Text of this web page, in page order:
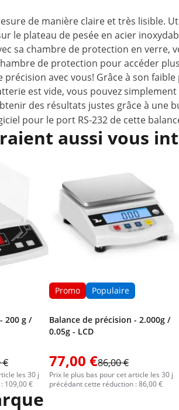
Connectez la balance à votre
de manière claire et très lisible.
le plateau de pesée en acier
sa chambre de protection en
de protection pour accéder
précision avec vous! Grâce à son
est vide, vous pouvez
des résultats justes grâce à une
pour le port RS-232 de cette
aussi vous
200 g /
€
les 30 j
109,00 €
Promo Populaire
Balance de précision - 2.000g /
0.05g - LCD
77,00 €86,00 €
Prix le plus bas pour cet article les 30 j
précédant cette réduction : 86,00 €